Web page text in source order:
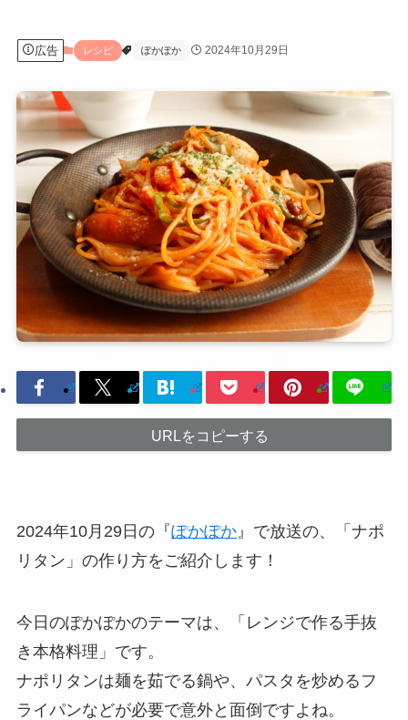
広告 レシピ ぽかぽか 2024年10月29日
URLをコピーする
2024年10月29日の『ぽかぽか』で放送の、「ナポ
リタン」の作り方をご紹介します！
今日のぽかぽかのテーマは、「レンジで作る手抜
き本格料理」です。
ナポリタンは麺を茹でる鍋や、パスタを炒めるフ
ライパンなどが必要で意外と面倒ですよね。